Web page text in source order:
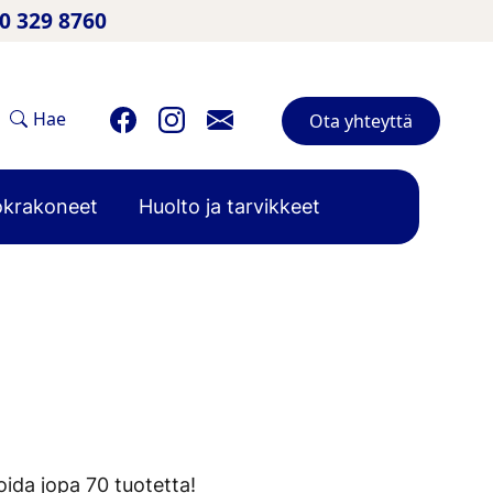
329 8760
Hae Ota yhteyttä
Huolto ja tarvikkeet
jopa 70 tuotetta!